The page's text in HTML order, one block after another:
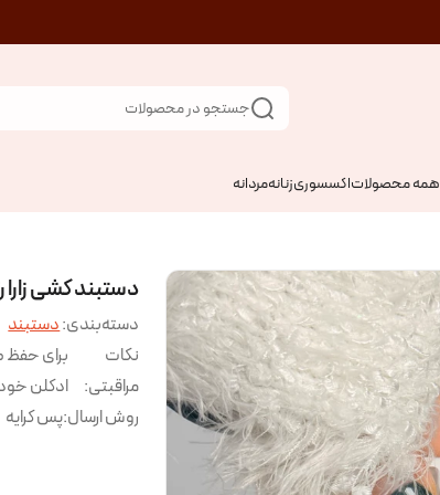
جستجو در محصولات
همه محصولاتاکسسوریزنانهمردانه
دستبند کشی
دسته‌بندی:دستبند
نکات
مراقبتی:
برای حفظ
ادکلن
روش ارسال:پس کرایه